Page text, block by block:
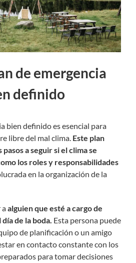
de emergencia
definido
bien definido es esencial para
libre del mal clima. Este plan
a seguir si el clima se
los roles y responsabilidades
en la organización de la
aalguien que esté a cargo de
de la boda. Esta persona puede
de planificación o un amigo
en contacto constante con los
para tomar decisiones